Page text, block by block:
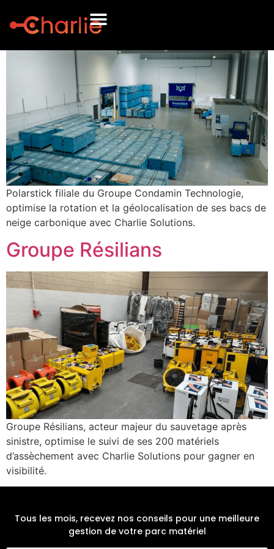
Polarstick
Polarstick filiale du Groupe Condamin Technologie,
optimise la rotation et la géolocalisation de ses bacs de
neige carbonique avec Charlie Solutions.
Groupe Résilians
Groupe Résilians, acteur majeur du sauvetage après
sinistre, optimise le suivi de ses 200 matériels
d’assèchement avec Charlie Solutions pour gagner en
visibilité.
Tous les mois, recevez nos conseils pour une meilleure
gestion de votre parc matériel